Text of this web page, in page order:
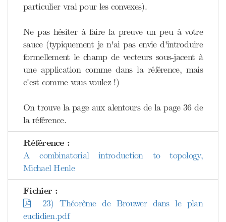
particulier vrai pour les convexes).
Ne pas hésiter à faire la preuve un peu à votre
sauce (typiquement je n'ai pas envie d'introduire
formellement le champ de vecteurs sous-jacent à
une application comme dans la référence, mais
c'est comme vous voulez !)
On trouve la page aux alentours de la page 36 de
la référence.
Référence :
A combinatorial introduction to topology,
Michael Henle
Fichier :
23) Théorème de Brouwer dans le plan
euclidien.pdf